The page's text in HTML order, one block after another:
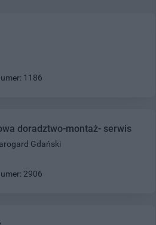
1186
doradztwo-montaż- serwis
Gdański
2906